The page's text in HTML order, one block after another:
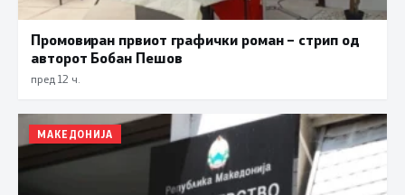
Промовиран првиот графички роман – стрип од
авторот Бобан Пешов
пред 12 ч.
МАКЕДОНИЈА